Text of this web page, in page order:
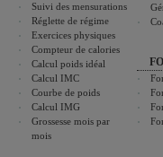
Suivi des mensurations
Réglette de régime
Exercices physiques
Compteur de calories
Calcul poids idéal
Calcul IMC
Courbe de poids
Calcul IMG
Grossesse mois par
mois